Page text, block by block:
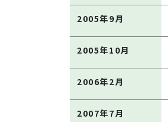
2005年9月
2005年10月
2006年2月
2007年7月